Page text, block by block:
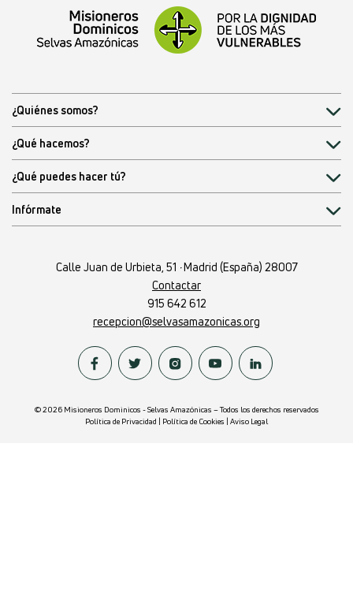
Calle Juan de Urbieta, 51 ·Madrid (España) 28007
Contactar
915 642 612
recepcion@selvasamazonicas.org
¿Quiénes somos?
¿Qué hacemos?
¿Qué puedes hacer tú?
Infórmate
© 2026 Misioneros Dominicos - Selvas Amazónicas – Todos los derechos reservados
Política de Privacidad | Política de Cookies | Aviso Legal